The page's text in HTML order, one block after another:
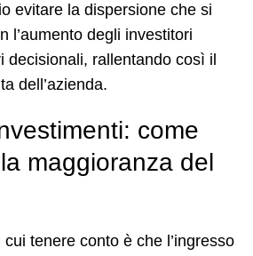
evitare la dispersione che si
l’aumento degli investitori
decisionali, rallentando così il
dell’azienda.
come
maggioranza del
tenere conto è che l’ingresso